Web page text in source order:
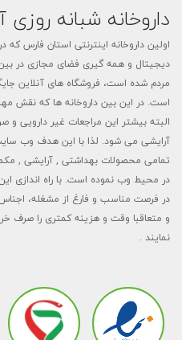
داروخانه شبانه
دیجیتال و همه گیری فضای مجازی در
مردم شده است، فروشگاه های آنلاین
است. در این بین داروخانه ها که نقش
البته بیشتر این مراجعات غیر دارویی
آرایشی می شود. لذا با این هدف وب
تمامی محصولات بهداشتی , آرایشی ,
در محیط وب نموده است. با راه اندازی
در فرصت مناسب و فارغ از مشغله، اجناس
و متعاقبا وقت و هزینه کمتری را صرف
نمایند .